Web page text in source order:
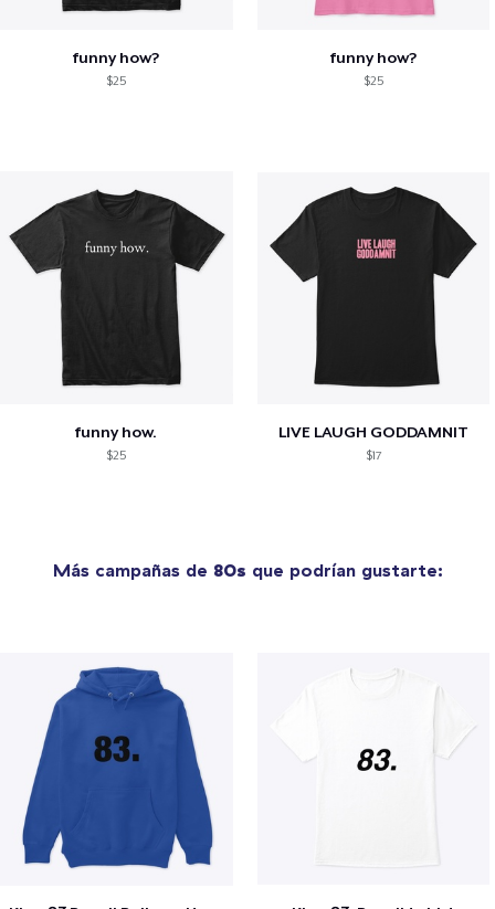
funny how?
$25
funny how?
$25
funny how.
$25
LIVE LAUGH GODDAMNIT
$17
Más campañas de 80s que podrían gustarte: